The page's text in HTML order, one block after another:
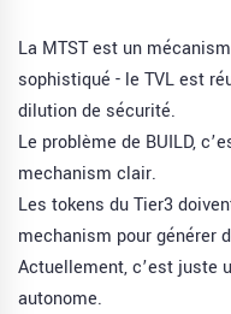
La MTST est un
sophistiqué - le TVL est
dilution de sécurité.
Le problème de BUILD,
mechanism clair.
Les tokens du Tier3
mechanism pour générer
Actuellement, c’est juste
autonome.